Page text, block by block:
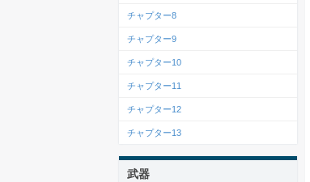
チャプター8
チャプター9
チャプター10
チャプター11
チャプター12
チャプター13
武器